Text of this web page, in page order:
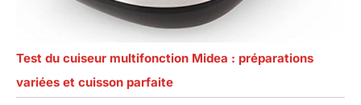
Test du cuiseur multifonction Midea : préparations
variées et cuisson parfaite